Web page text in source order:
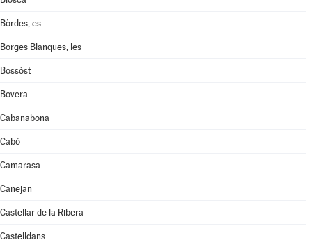
Bòrdes, es
Borges Blanques, les
Bossòst
Bovera
Cabanabona
Cabó
Camarasa
Canejan
Castellar de la Ribera
Castelldans